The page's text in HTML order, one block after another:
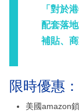
「對於
配套落
補貼、
限時優惠
美國amazon